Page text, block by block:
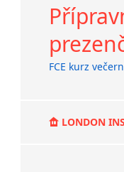
FCE kurz
LONDON